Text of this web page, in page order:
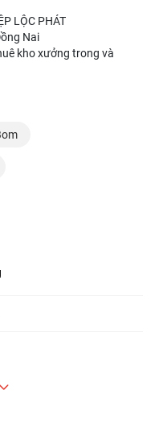
LỘC PHÁT
Nai
kho xưởng trong và